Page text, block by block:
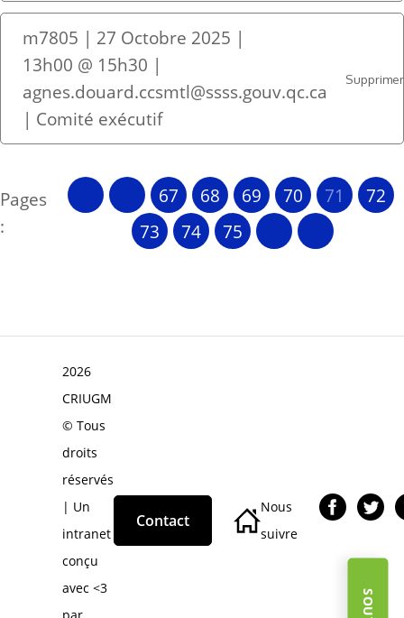
m7805 | 27 Octobre 2025 |
13h00 @ 15h30 |
agnes.douard.ccsmtl@ssss.gouv.qc.ca
| Comité exécutif
Supprimer
Pages
:
67 68 69 70 71
72
73
74 75
2026
CRIUGM
© Tous
droits
réservés
| Un
intranet
conçu
avec <3
Contact
Nous
suivre